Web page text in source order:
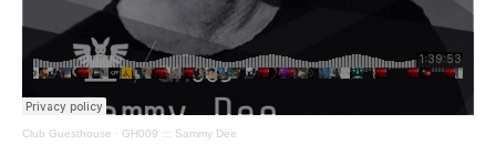
Club Guesthouse · GH009 ::: Sammy Dee